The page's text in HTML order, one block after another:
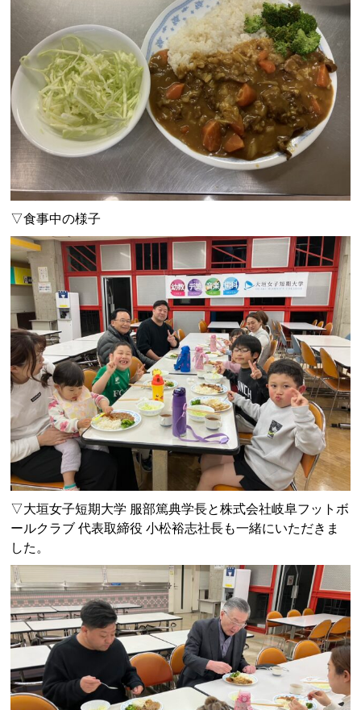
▽食事中の様子
▽大垣女子短期大学 服部篤典学長と株式会社岐阜フットボ
ールクラブ 代表取締役 小松裕志社長も一緒にいただきま
した。